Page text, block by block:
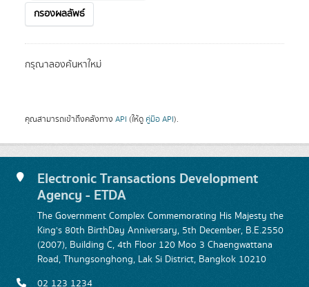
กรองผลลัพธ์
กรุณาลองค้นหาใหม่
คุณสามารถเข้าถึงคลังทาง API (ให้ดู คู่มือ API).
Electronic Transactions Development
Agency - ETDA
The Government Complex Commemorating His Majesty the
King's 80th BirthDay Anniversary, 5th December, B.E.2550
(2007), Building C, 4th Floor 120 Moo 3 Chaengwattana
Road, Thungsonghong, Lak Si District, Bangkok 10210
02 123 1234